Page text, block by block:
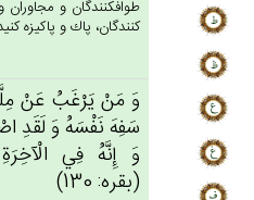
طواف‏كنندگان و
كنندگان، پاك و پاكيزه
وَ مَنْ‌ يَرْغَب‌ُ عَنْ‌
سَفِه‌َ نَفْسَه‌ُ وَ لَقَدِ
وَ إِنَّه‌ُ فِي‌
(بقره: 130)